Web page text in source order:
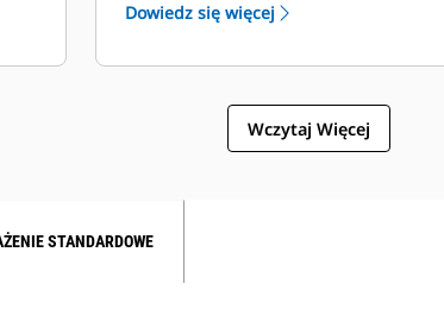
regulacja napięcia (Cat IVR) zwiększa
Dowiedz się więcej
Wczytaj Więcej
STANDARDOWE